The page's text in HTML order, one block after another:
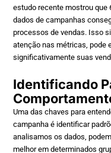
estudo recente mostrou que
dados de campanhas
processos de vendas. Isso
atenção nas métricas, pode
significativamente suas
Identificando
Uma das chaves para
campanha é identificar
analisamos os dados,
melhor em determinados